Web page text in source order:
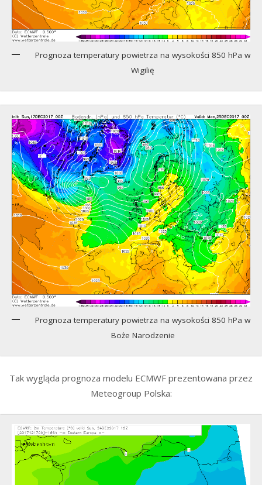
Prognoza temperatury powietrza na wysokości 850 hPa w
Wigilię
Prognoza temperatury powietrza na wysokości 850 hPa w
Boże Narodzenie
Tak wygląda prognoza modelu ECMWF prezentowana przez
Meteogroup Polska: